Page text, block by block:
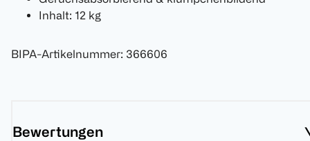
Inhalt: 12 kg
BIPA-Artikelnummer: 366606
Bewertungen